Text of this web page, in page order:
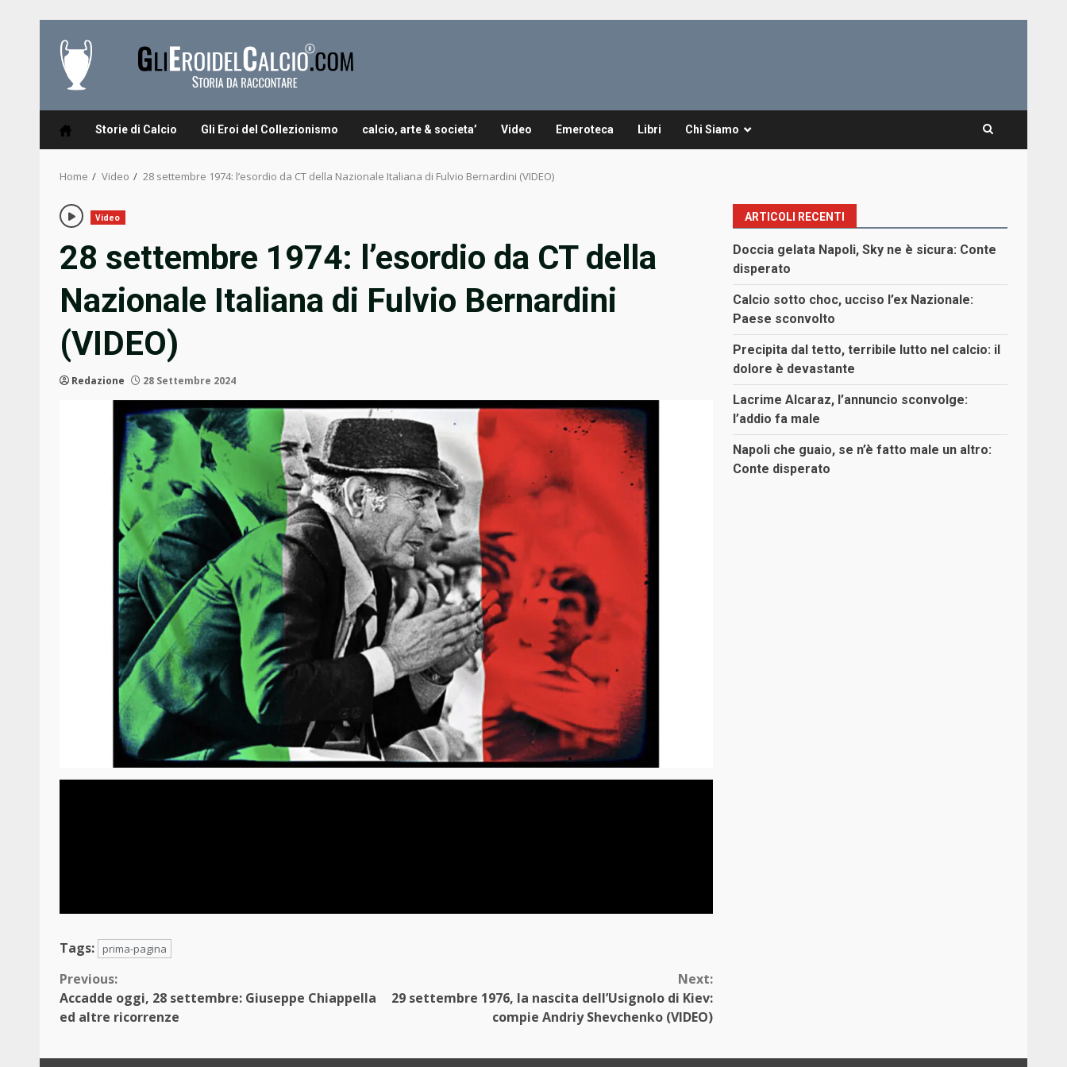
content
Storie di Calcio Gli Eroi del Collezionismo calcio, arte & societa’ Video Emeroteca Libri Chi Siamo
Home Video 28 settembre 1974: l’esordio da CT della Nazionale Italiana di Fulvio Bernardini (VIDEO)
Video
28 settembre 1974: l’esordio da CT della
Nazionale Italiana di Fulvio Bernardini
(VIDEO)
Redazione 28 Settembre 2024
Tags: prima-pagina
Continue
Reading
Previous:
Accadde oggi, 28 settembre: Giuseppe Chiappella
ed altre ricorrenze
Next:
29 settembre 1976, la nascita dell’Usignolo di Kiev:
compie Andriy Shevchenko (VIDEO)
ARTICOLI RECENTI
Doccia gelata Napoli, Sky ne è sicura: Conte
disperato
Calcio sotto choc, ucciso l’ex Nazionale:
Paese sconvolto
Precipita dal tetto, terribile lutto nel calcio: il
dolore è devastante
Lacrime Alcaraz, l’annuncio sconvolge:
l’addio fa male
Napoli che guaio, se n’è fatto male un altro:
Conte disperato